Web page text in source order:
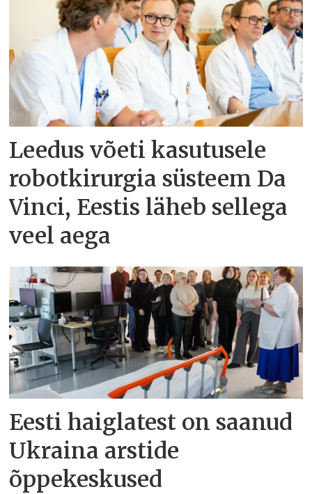
Leedus võeti kasutusele
robotkirurgia süsteem Da
Vinci, Eestis läheb sellega
veel aega
Eesti haiglatest on saanud
Ukraina arstide
õppekeskused